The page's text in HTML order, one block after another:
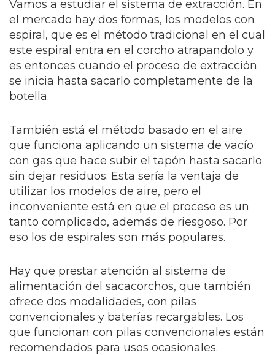
Vamos a estudiar el sistema de extracción. En
el mercado hay dos formas, los modelos con
espiral, que es el método tradicional en el cual
este espiral entra en el corcho atrapandolo y
es entonces cuando el proceso de extracción
se inicia hasta sacarlo completamente de la
botella.
También está el método basado en el aire
que funciona aplicando un sistema de vacío
con gas que hace subir el tapón hasta sacarlo
sin dejar residuos. Esta sería la ventaja de
utilizar los modelos de aire, pero el
inconveniente está en que el proceso es un
tanto complicado, además de riesgoso. Por
eso los de espirales son más populares.
Hay que prestar atención al sistema de
alimentación del sacacorchos, que también
ofrece dos modalidades, con pilas
convencionales y baterías recargables. Los
que funcionan con pilas convencionales están
recomendados para usos ocasionales.